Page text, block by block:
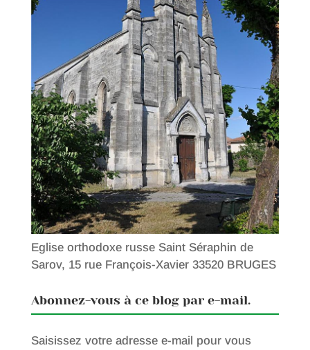
Eglise orthodoxe russe Saint Séraphin de
Sarov, 15 rue François-Xavier 33520 BRUGES
Abonnez-vous à ce blog par e-mail.
Saisissez votre adresse e-mail pour vous